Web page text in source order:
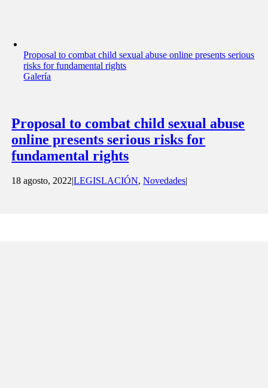
Proposal to combat child sexual abuse online presents serious
risks for fundamental rights
Galería
Proposal to combat child sexual abuse
online presents serious risks for
fundamental rights
18 agosto, 2022|LEGISLACIÓN,Novedades|